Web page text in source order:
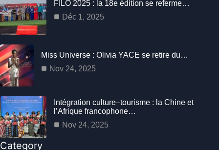
FILO 2025 : la 18e édition se referme…
Déc 1, 2025
Miss Universe : Olivia YACE se retire du…
Nov 24, 2025
Intégration culture–tourisme : la Chine et
l’Afrique francophone…
Nov 24, 2025
Category